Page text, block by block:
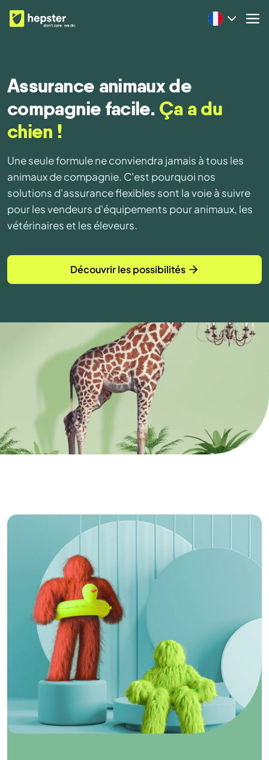
Assurance animaux de
compagnie facile. Ça a du
chien !
Une seule formule ne conviendra jamais à tous les
animaux de compagnie. C'est pourquoi nos
solutions d'assurance flexibles sont la voie à suivre
pour les vendeurs d'équipements pour animaux, les
vétérinaires et les éleveurs.
Découvrir les possibilités